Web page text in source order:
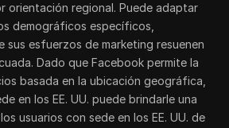
orientación regional. Puede adaptar
demográficos específicos,
sus esfuerzos de marketing resuenen
Dado que Facebook permite la
basada en la ubicación geográfica,
en los EE. UU. puede brindarle una
usuarios con sede en los EE. UU. de